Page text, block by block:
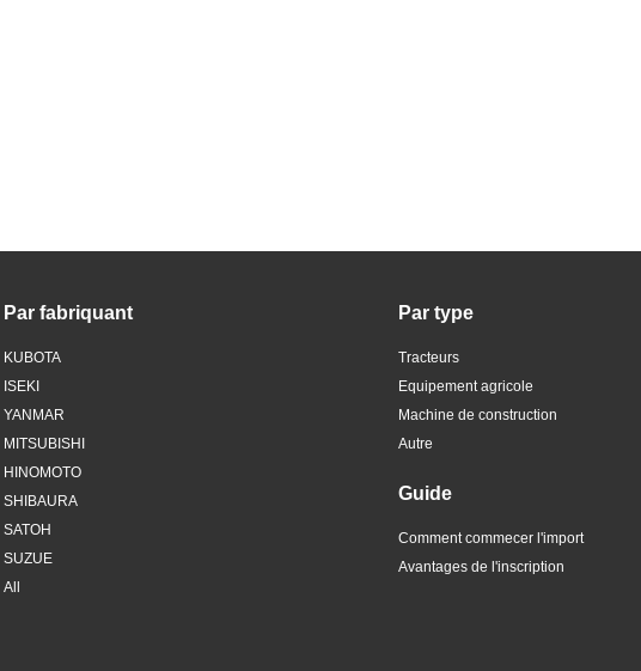
Par fabriquant
KUBOTA
ISEKI
YANMAR
MITSUBISHI
HINOMOTO
SHIBAURA
SATOH
SUZUE
All
Par type
Tracteurs
Equipement agricole
Machine de construction
Autre
Guide
Comment commecer l'import
Avantages de l'inscription